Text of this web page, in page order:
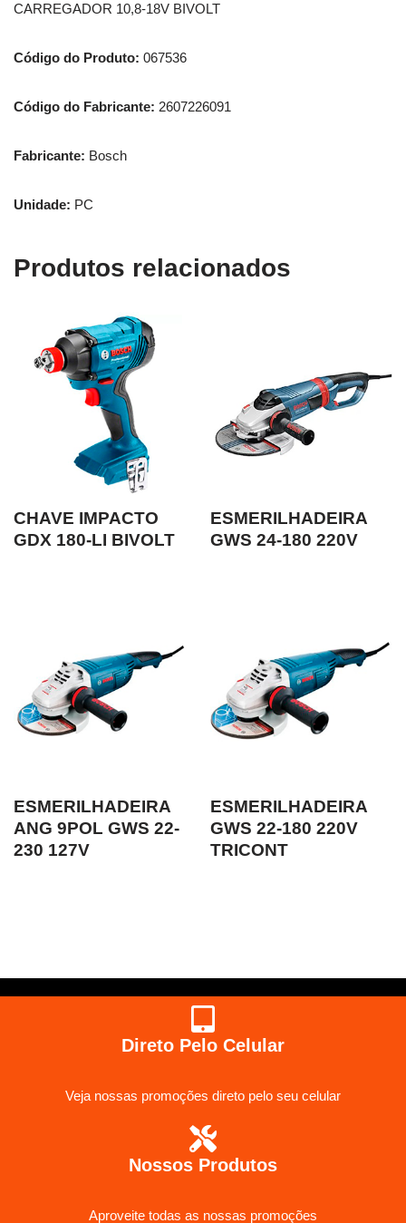
CARREGADOR 10,8-18V BIVOLT
Código do Produto: 067536
Código do Fabricante: 2607226091
Fabricante: Bosch
Unidade: PC
Produtos relacionados
CHAVE IMPACTO
GDX 180-LI BIVOLT
ESMERILHADEIRA
GWS 24-180 220V
ESMERILHADEIRA
ANG 9POL GWS 22-
230 127V
ESMERILHADEIRA
GWS 22-180 220V
TRICONT
Direto Pelo Celular
Veja nossas promoções direto pelo seu celular
Nossos Produtos
Aproveite todas as nossas promoções